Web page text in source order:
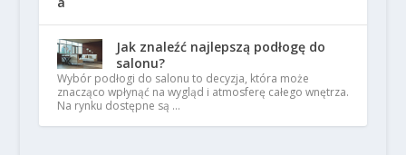
Jak znaleźć najlepszą podłogę do
salonu?
Wybór podłogi do salonu to decyzja, która może
znacząco wpłynąć na wygląd i atmosferę całego wnętrza.
Na rynku dostępne są …